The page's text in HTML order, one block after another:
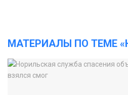
МАТЕРИАЛЫ ПО ТЕМЕ